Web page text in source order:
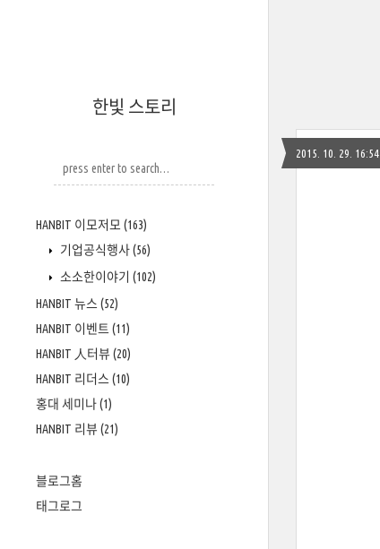
한빛 스토리
HANBIT 이모저모 (163)
기업공식행사(56)
소소한이야기 (102)
HANBIT 뉴스 (52)
HANBIT 이벤트 (11)
HANBIT 人터뷰 (20)
HANBIT 리더스 (10)
홍대 세미나(1)
HANBIT 리뷰 (21)
블로그홈
태그로그
2015. 10. 29. 16:54